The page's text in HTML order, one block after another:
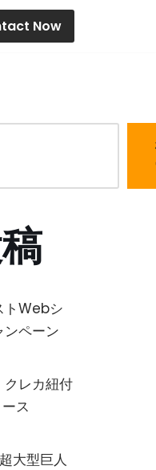
Now
トWebシ
ンペーン
クレカ紐付
ス
大型巨人